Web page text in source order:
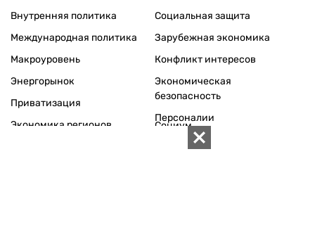
Внутренняя политика
Международная политика
Макроуровень
Энергорынок
Приватизация
Экономика регионов
Социальная защита
Зарубежная экономика
Конфликт интересов
Экономическая
безопасность
Персоналии
Социум
История